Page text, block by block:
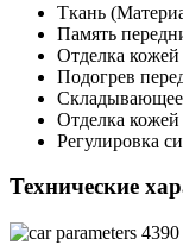
Ткань
Память
Отделка
Подогрев
Отделка кожей
Регулировка
Технические
4390